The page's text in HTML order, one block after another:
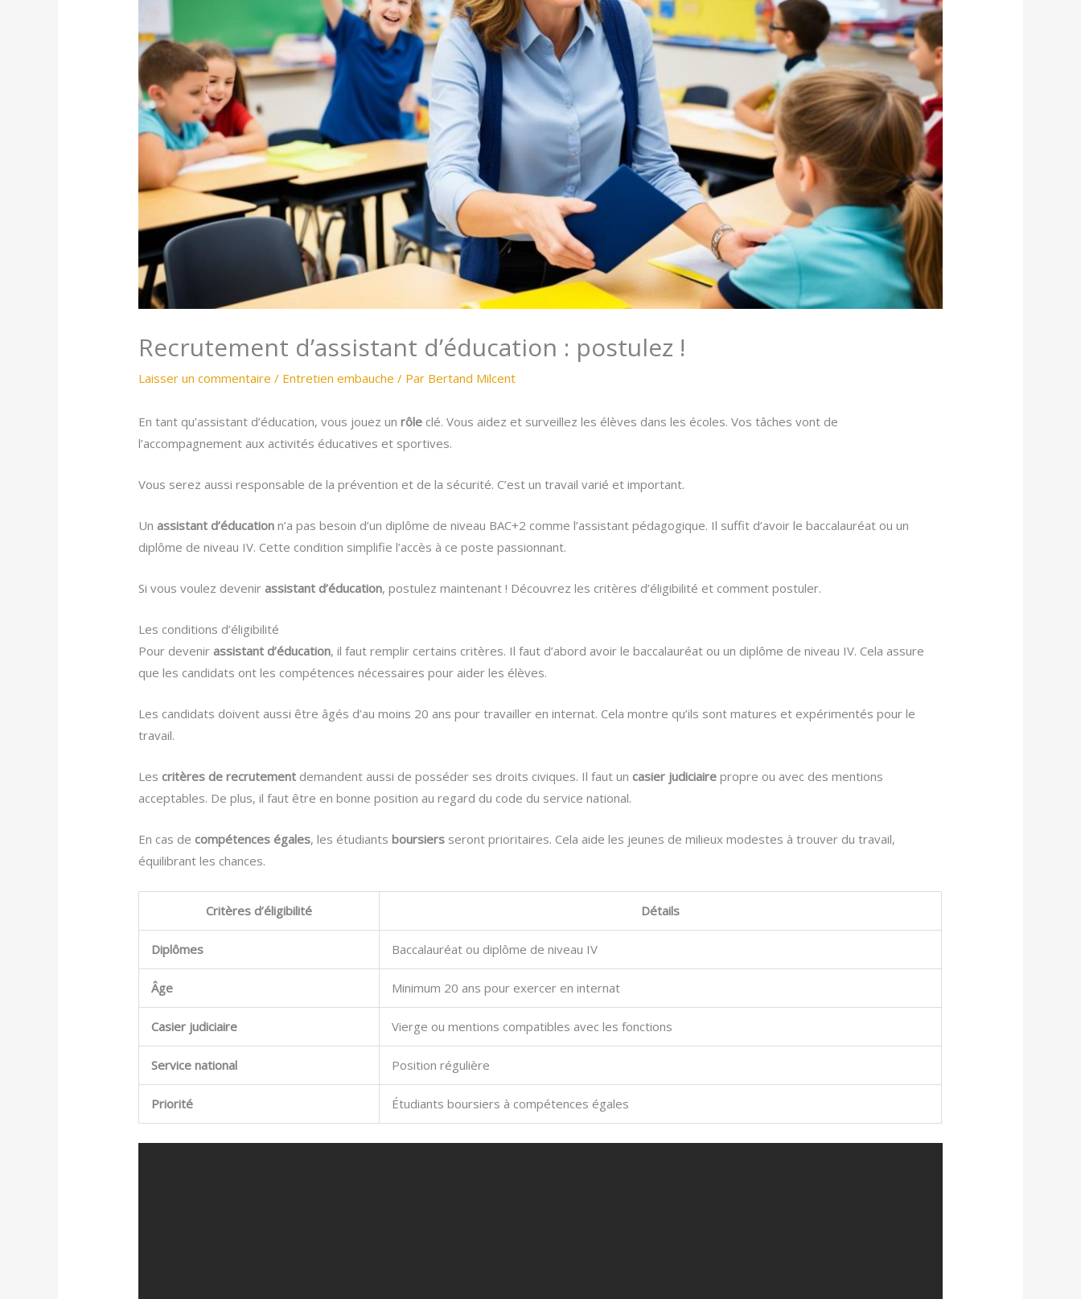
Recrutement d’assistant d’éducation : postulez !
Laisser un commentaire / Entretien embauche / Par Bertand Milcent
En tant qu’assistant d’éducation, vous jouez unrôle clé. Vous aidez et surveillez les élèves dans les écoles. Vos tâches vont de
l’accompagnement aux activités éducatives et sportives.
Vous serez aussi responsable de la prévention et de la sécurité. C’est un travail varié et important.
Un assistant d’éducation n’a pas besoin d’un diplôme de niveau BAC+2 comme l’assistant pédagogique. Il suffit d’avoir le baccalauréat ou un
diplôme de niveau IV. Cette condition simplifie l’accès à ce poste passionnant.
Si vous voulez devenir assistant d’éducation, postulez maintenant ! Découvrez les critères d’éligibilité et comment postuler.
Les conditions d’éligibilité
Pour devenir assistant d’éducation, il faut remplir certains critères. Il faut d’abord avoir le baccalauréat ou un diplôme de niveau IV. Cela assure
que les candidats ont les compétences nécessaires pour aider les élèves.
Les candidats doivent aussi être âgés d’au moins 20 ans pour travailler en internat. Cela montre qu’ils sont matures et expérimentés pour le
travail.
Lescritères de recrutement demandent aussi de posséder ses droits civiques. Il faut uncasier judiciaire propre ou avec des mentions
acceptables. De plus, il faut être en bonne position au regard du code du service national.
En cas decompétences égales, les étudiantsboursiers seront prioritaires. Cela aide les jeunes de milieux modestes à trouver du travail,
équilibrant les chances.
Critères d’éligibilité Détails
Diplômes Baccalauréat ou diplôme de niveau IV
Âge Minimum 20 ans pour exercer en internat
Casier judiciaire Vierge ou mentions compatibles avec les fonctions
Service national Position régulière
Priorité Étudiants boursiers à compétences égales